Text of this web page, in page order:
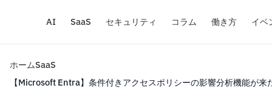
AI SaaS セキュリティ コラム 働き方 イベ
ホームSaaS
【Microsoft Entra】条件付きアクセスポリシーの影響分析機能が